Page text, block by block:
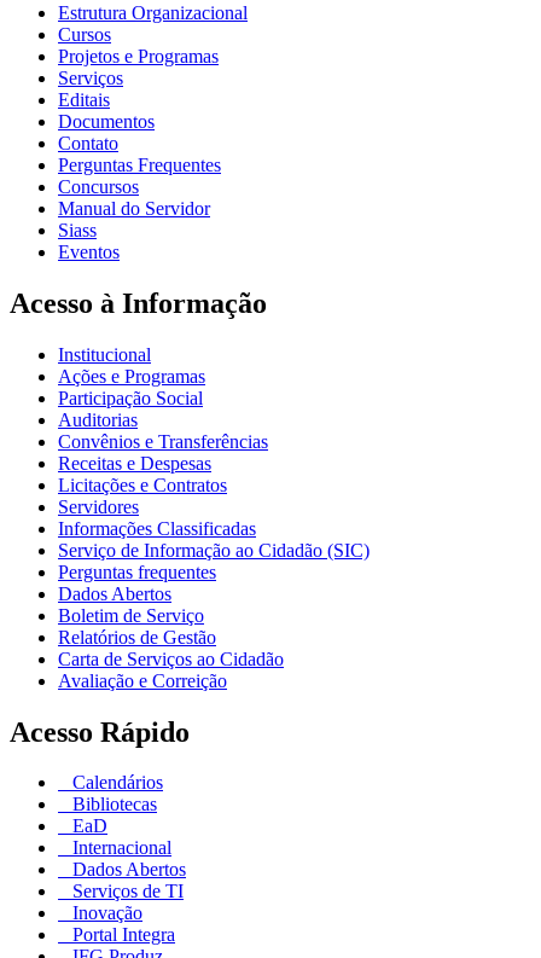
Estrutura Organizacional
Cursos
Projetos e Programas
Serviços
Editais
Documentos
Contato
Perguntas Frequentes
Concursos
Manual do Servidor
Siass
Eventos
Acesso à Informação
Institucional
Ações e Programas
Participação Social
Auditorias
Convênios e Transferências
Receitas e Despesas
Licitações e Contratos
Servidores
Informações Classificadas
Serviço de Informação ao Cidadão (SIC)
Perguntas frequentes
Dados Abertos
Boletim de Serviço
Relatórios de Gestão
Carta de Serviços ao Cidadão
Avaliação e Correição
Acesso Rápido
Calendários
Bibliotecas
EaD
Internacional
Dados Abertos
Serviços de TI
Inovação
Portal Integra